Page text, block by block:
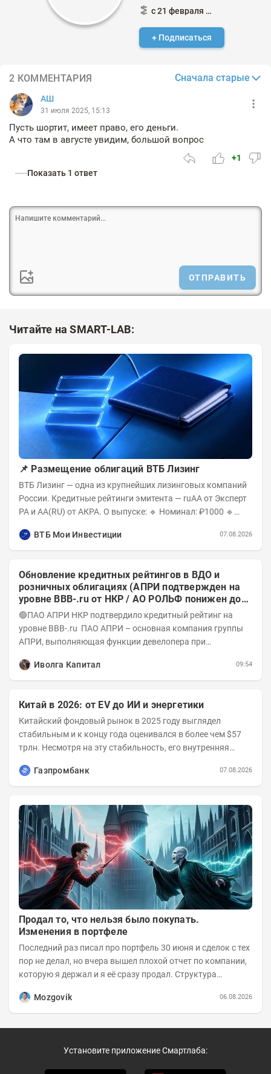
с 21 февраля 2017
+ Подписаться
2 КОММЕНТАРИЯ Сначала старые
АШ
31 июля 2025, 15:13
Пусть шортит, имеет право, его деньги.
А что там в августе увидим, большой вопрос
+1
Показать 1 ответ
ОТПРАВИТЬ
Читайте на SMART-LAB:
📌 Размещение облигаций ВТБ Лизинг
ВТБ Лизинг — одна из крупнейших лизинговых компаний
России. Кредитные рейтинги эмитента — ruAA от Эксперт
РА и AA(RU) от АКРА. О выпуске: 🔹 Номинал: ₽1000 🔹
ВТБ Мои Инвестиции
07.08.2026
Обновление кредитных рейтингов в ВДО и
розничных облигациях (АПРИ подтвержден на
уровне BBB-.ru от НКР / АО РОЛЬФ понижен до
А-(RU) / Элит Строй присвоен на уровне BBB.ru)
🟢ПАО АПРИ НКР подтвердило кредитный рейтинг на
уровне BBB-.ru ПАО АПРИ – основная компания группы
АПРИ, выполняющая функции девелопера при
Иволга Капитал
09:54
Китай в 2026: от EV до ИИ и энергетики
Китайский фондовый рынок в 2025 году выглядел
стабильным и к концу года оценивался в более чем $57
трлн. Несмотря на эту стабильность, его внутренняя
Газпромбанк
07.08.2026
Продал то, что нельзя было покупать.
Изменения в портфеле
Последний раз писал про портфель 30 июня и сделок с тех
пор не делал, но вчера вышел плохой отчет по компании,
которую я держал и я её сразу продал. Структура
Mozgovik
06.08.2026
Установите приложение Смартлаба: